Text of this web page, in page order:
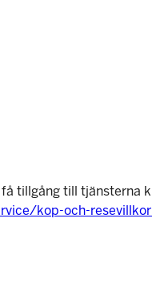
tillgång till tjänsterna
kop-och-